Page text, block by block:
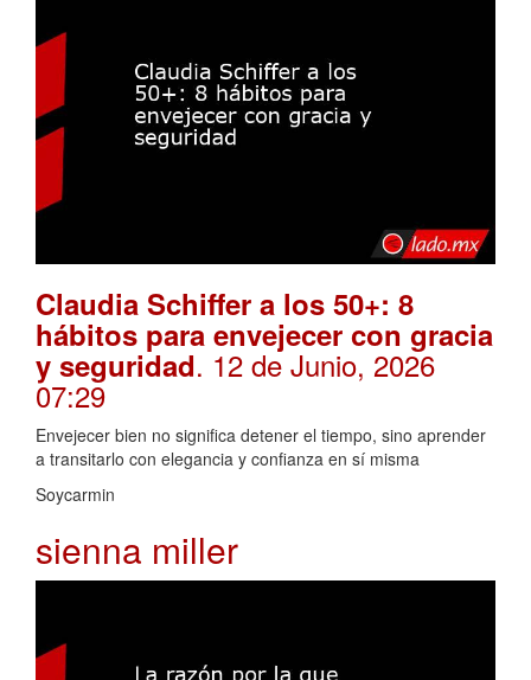
Claudia Schiffer a los 50+: 8
hábitos para envejecer con gracia
y seguridad. 12 de Junio, 2026
07:29
Envejecer bien no significa detener el tiempo, sino aprender
a transitarlo con elegancia y confianza en sí misma
Soycarmin
sienna miller